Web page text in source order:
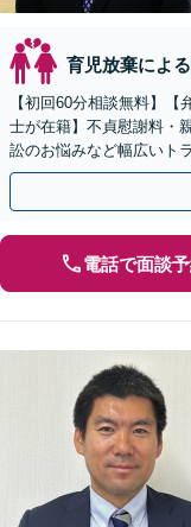
育児放棄によ
【初回60分相談無料】
士が在籍】不貞慰謝料・
訟のお悩みなど幅広いト
ご提案します！【キッズ
電話で面談